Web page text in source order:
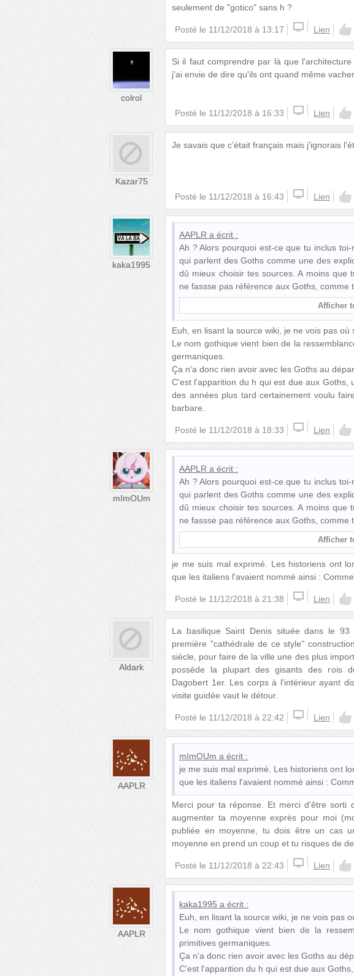
seulement de "gotico" sans h ?
Posté le 11/12/2018 à 13:17 Lien
colrol
Si il faut comprendre par là que
j'ai envie de dire qu'ils ont quand même
Posté le 11/12/2018 à 16:33 Lien
Kazar75
Je savais que c’était français mais j'ignorais
Posté le 11/12/2018 à 16:43 Lien
kaka1995
AAPLR a écrit :
Ah ? Alors pourquoi est-ce que tu inclus
qui parlent des Goths comme une des
dû mieux choisir tes sources. A moins
ne fassse pas référence aux Goths, comme
Afficher
Euh, en lisant la source wiki, je ne vois pas où
Le nom gothique vient bien de la
germaniques.
Ça n'a donc rien avoir avec les Goths au
C'est l'apparition du h qui est due aux Goths,
des années plus tard certainement voulu
barbare.
Posté le 11/12/2018 à 18:33 Lien
mImOUm
AAPLR a écrit :
Ah ? Alors pourquoi est-ce que tu inclus
qui parlent des Goths comme une des
dû mieux choisir tes sources. A moins
ne fassse pas référence aux Goths, comme
Afficher
je me suis mal exprimé. Les historiens ont
que les italiens l'avaient nommé ainsi :
Posté le 11/12/2018 à 21:38 Lien
Aldark
La basilique Saint Denis située dans le
première "cathédrale de ce style"
siècle, pour faire de la ville une des plus
possède la plupart des gisants des rois
Dagobert 1er. Les corps à l'intérieur ayant
visite guidée vaut le détour.
Posté le 11/12/2018 à 22:42 Lien
AAPLR
mImOUm a écrit :
je me suis mal exprimé. Les historiens ont
que les italiens l'avaient nommé ainsi :
Merci pour ta réponse. Et merci d'être sorti
augmenter ta moyenne exprès pour moi
publiée en moyenne, tu dois être un cas
moyenne en prend un coup et tu risques de
Posté le 11/12/2018 à 22:43 Lien
AAPLR
kaka1995 a écrit :
Euh, en lisant la source wiki, je ne vois pas
Le nom gothique vient bien de la
primitives germaniques.
Ça n'a donc rien avoir avec les Goths au
C'est l'apparition du h qui est due aux